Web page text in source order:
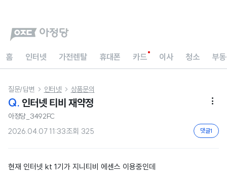
홈 인터넷 가전렌탈 휴대폰 카드 이사 청소 부
질문/답변  인터넷  상품문의
Q. 인터넷 티비 재약정 
아정당_3492FC
2026.04.07 11:33조회 325 댓글1
현재 인터넷 kt 1기가 지니티비 에센스 이용중인데